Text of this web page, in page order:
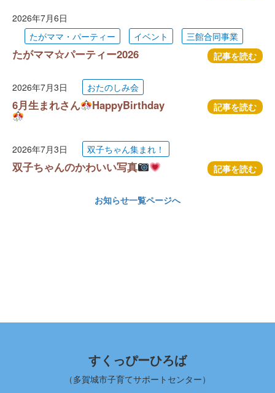
2026年7月6日
たがママ・パーティー
イベント 三館合同事業
たがママ☆パーティー2026 記事を読む
2026年7月3日 おたのしみ会
6月生まれさん HappyBirthday 記事を読む
2026年7月3日 双子ちゃん集まれ！
双子ちゃんのかわいい写真 記事を読む
お知らせ一覧ページへ
すくっぴーひろば
（多賀城市子育てサポートセンター）